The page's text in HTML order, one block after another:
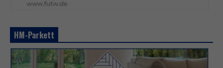
HM-Parkett